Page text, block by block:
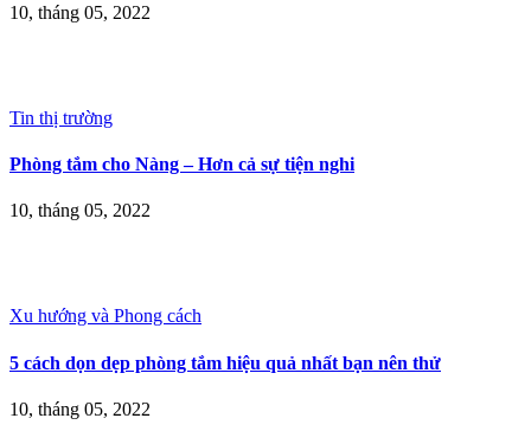
10, tháng 05, 2022
Tin thị trường
Phòng tắm cho Nàng – Hơn cả sự tiện nghi
10, tháng 05, 2022
Xu hướng và Phong cách
5 cách dọn dẹp phòng tắm hiệu quả nhất bạn nên thử
10, tháng 05, 2022